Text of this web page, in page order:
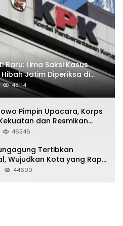
Baru: Lima Saksi Kasus
Jatim Diperiksa di
48114
Pimpin Upacara, Korps
dan Resmikan
46246
Tertibkan
Wujudkan Kota yang Rapi
44600